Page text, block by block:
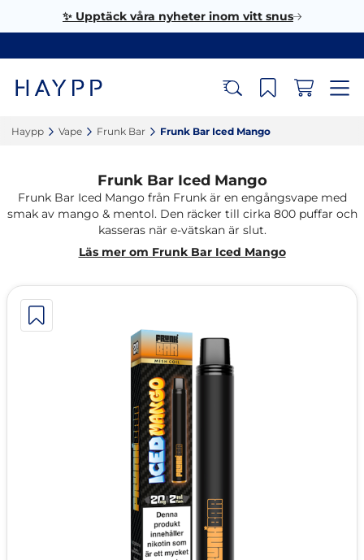
✨ Upptäck våra nyheter inom vitt snus
Haypp‎ Vape‎ Frunk Bar‎ Frunk Bar Iced Mango‎
Frunk Bar Iced Mango
Frunk Bar Iced Mango från Frunk är en engångsvape med
smak av mango & mentol. Den räcker till cirka 800 puffar och
kasseras när e-vätskan är slut.
Läs mer om Frunk Bar Iced Mango